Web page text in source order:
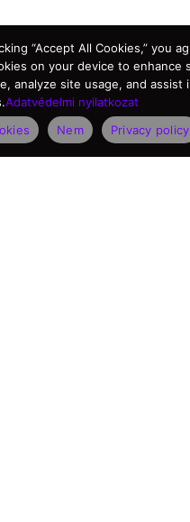
“Accept All Cookies,” you
on your device to enhance
analyze site usage, and assist
Adatvédelmi nyilatkozat
Nem Privacy policy